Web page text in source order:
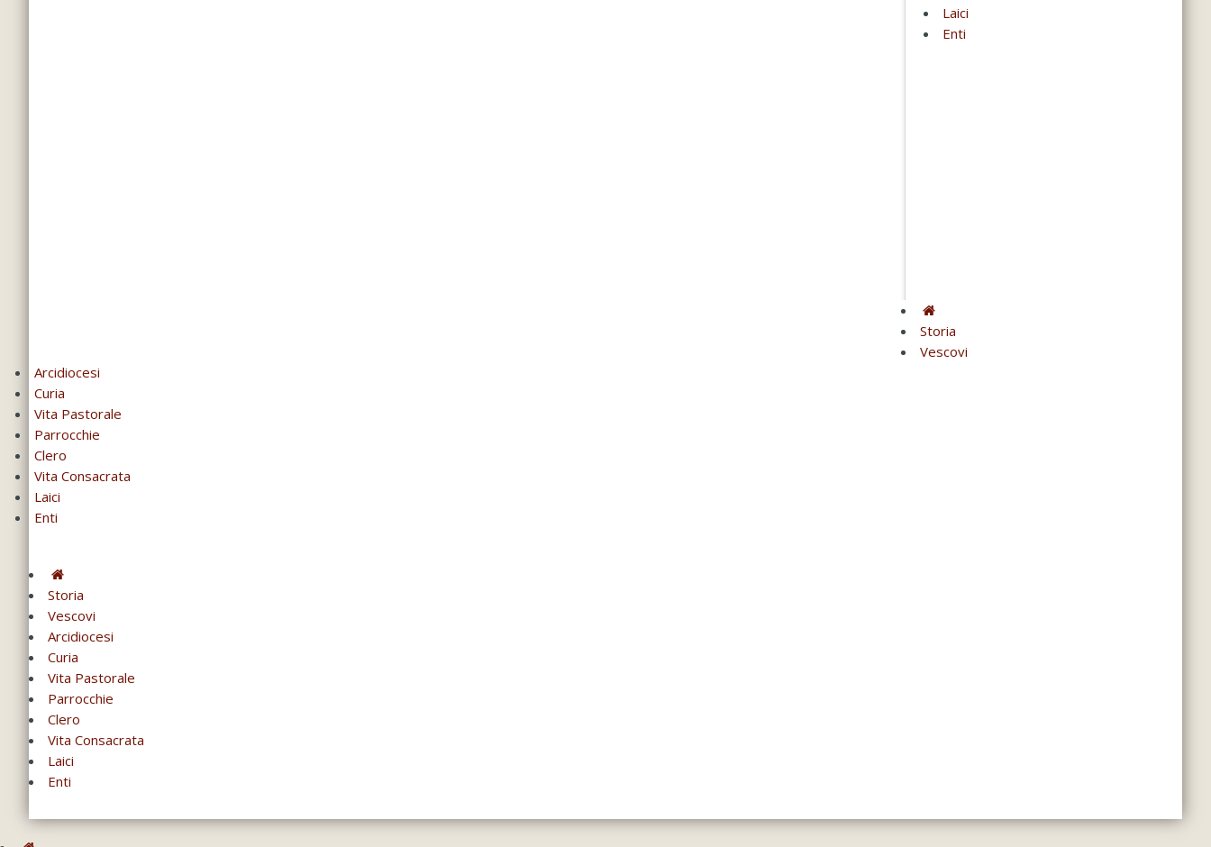
Laici
Enti
Storia
Vescovi
Arcidiocesi
Curia
Vita Pastorale
Parrocchie
Clero
Vita Consacrata
Laici
Enti
Storia
Vescovi
Arcidiocesi
Curia
Vita Pastorale
Parrocchie
Clero
Vita Consacrata
Laici
Enti